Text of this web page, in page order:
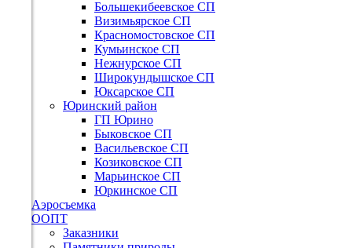
Большекибеевское СП
Визимьярское СП
Красномостовское СП
Кумьинское СП
Нежнурское СП
Широкундышское СП
Юксарское СП
Юринский район
ГП Юрино
Быковское СП
Васильевское СП
Козиковское СП
Марьинское СП
Юркинское СП
Аэросъемка
ООПТ
Заказники